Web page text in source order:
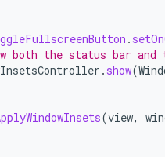
.
both the status bar and
. show(
(view,